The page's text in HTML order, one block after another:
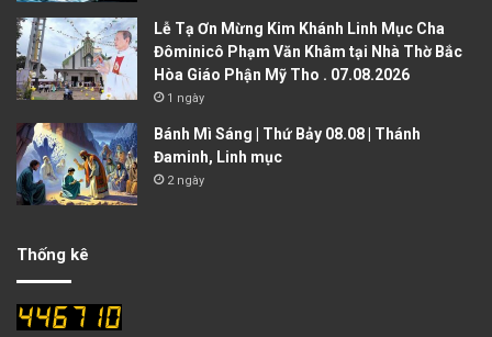
Lễ Tạ Ơn Mừng Kim Khánh Linh Mục Cha
Đôminicô Phạm Văn Khâm tại Nhà Thờ Bắc
Hòa Giáo Phận Mỹ Tho . 07.08.2026
1 ngày
Bánh Mì Sáng | Thứ Bảy 08.08 | Thánh
Đaminh, Linh mục
2 ngày
Thống kê